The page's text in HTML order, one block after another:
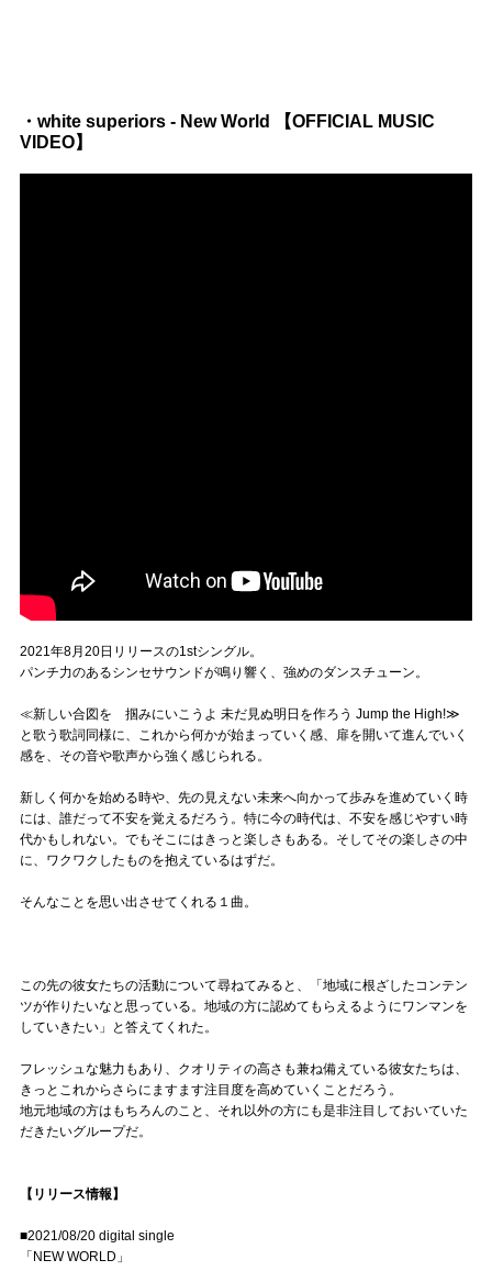
・white superiors - New World 【OFFICIAL MUSIC
VIDEO】
2021年8月20日リリースの1stシングル。
パンチ力のあるシンセサウンドが鳴り響く、強めのダンスチューン。
≪新しい合図を 掴みにいこうよ 未だ見ぬ明日を作ろう Jump the High!≫
と歌う歌詞同様に、これから何かが始まっていく感、扉を開いて進んでいく
感を、その音や歌声から強く感じられる。
新しく何かを始める時や、先の見えない未来へ向かって歩みを進めていく時
には、誰だって不安を覚えるだろう。特に今の時代は、不安を感じやすい時
代かもしれない。でもそこにはきっと楽しさもある。そしてその楽しさの中
に、ワクワクしたものを抱えているはずだ。
そんなことを思い出させてくれる１曲。
この先の彼女たちの活動について尋ねてみると、「地域に根ざしたコンテン
ツが作りたいなと思っている。地域の方に認めてもらえるようにワンマンを
していきたい」と答えてくれた。
フレッシュな魅力もあり、クオリティの高さも兼ね備えている彼女たちは、
きっとこれからさらにますます注目度を高めていくことだろう。
地元地域の方はもちろんのこと、それ以外の方にも是非注目しておいていた
だきたいグループだ。
【リリース情報】
■2021/08/20 digital single
「NEW WORLD」